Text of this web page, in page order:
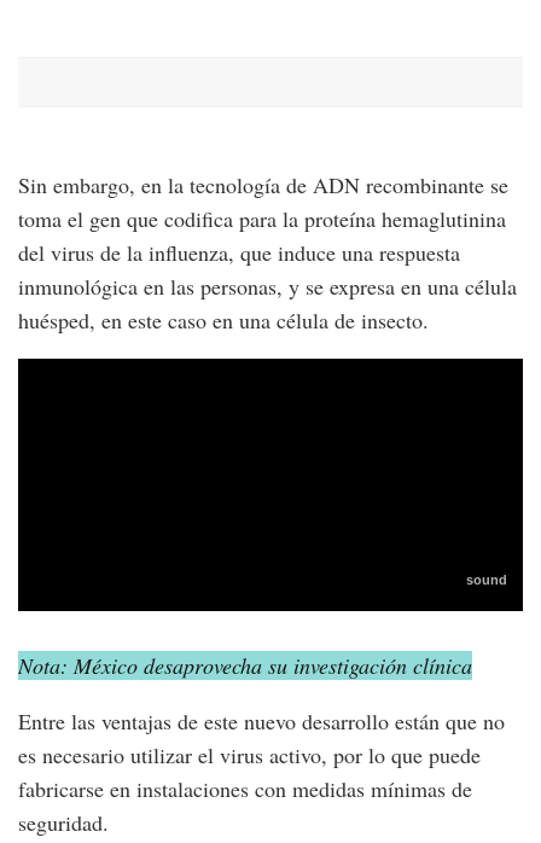
Sin embargo, en la tecnología de ADN recombinante se
toma el gen que codifica para la proteína hemaglutinina
del virus de la influenza, que induce una respuesta
inmunológica en las personas, y se expresa en una célula
huésped, en este caso en una célula de insecto.
Nota: México desaprovecha su investigación clínica
Entre las ventajas de este nuevo desarrollo están que no
es necesario utilizar el virus activo, por lo que puede
fabricarse en instalaciones con medidas mínimas de
seguridad.